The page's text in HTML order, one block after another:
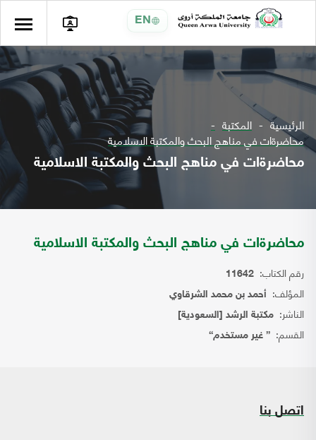
EN
الرئيسية المكتبة
محاضرةات في مناهج البحث والمكتبة الاسلامية
محاضرةات في مناهج البحث والمكتبة الاسلامية
محاضرةات في مناهج البحث والمكتبة الاسلامية
رقم الكتاب: 11642
المؤلف: أحمد بن محمد الشرقاوي
الناشر: مكتبة الرشد [السعودية]
القسم: { غير مستخدم}
اتصل بنا